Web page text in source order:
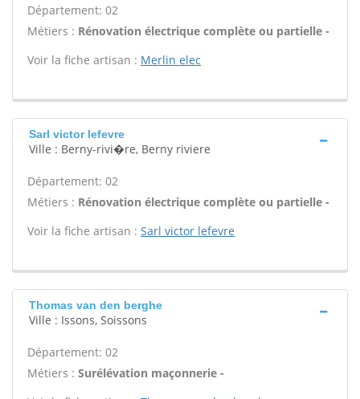
Département: 02
Métiers : Rénovation électrique complète ou partielle -
Voir la fiche artisan : Merlin elec
Sarl victor lefevre
Ville : Berny-rivi�re, Berny riviere
Département: 02
Métiers : Rénovation électrique complète ou partielle -
Voir la fiche artisan : Sarl victor lefevre
Thomas van den berghe
Ville : Issons, Soissons
Département: 02
Métiers : Surélévation maçonnerie -